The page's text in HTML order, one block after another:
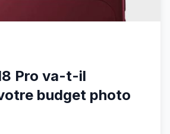
Pro va-t-il
budget photo